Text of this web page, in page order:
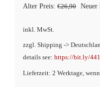
gewählt
Alter Preis: €26,90
€26,90
Neuer
inkl. MwSt.
zzgl. Shipping ->
details see: https://bit.ly/
Lieferzeit: 2 Werktage,